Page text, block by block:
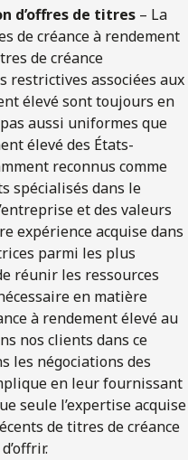
d’offres de titres – La
de créance à rendement
de créance
restrictives associées aux
élevé sont toujours en
aussi uniformes que
élevé des États-
reconnus comme
spécialisés dans le
et des valeurs
expérience acquise dans
parmi les plus
réunir les ressources
en matière
à rendement élevé au
nos clients dans ce
les négociations des
en leur fournissant
seule l’expertise acquise
de titres de créance